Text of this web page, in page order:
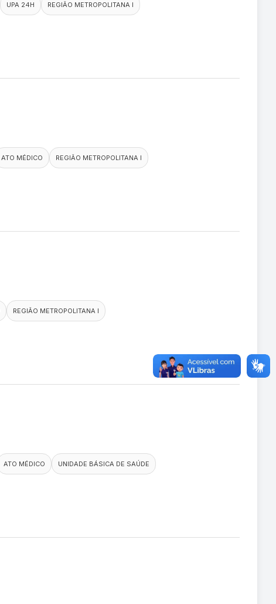
UPA 24H REGIÃO METROPOLITANA I
ATO MÉDICO REGIÃO METROPOLITANA I
REGIÃO METROPOLITANA I
ATO MÉDICO UNIDADE BÁSICA DE SAÚDE